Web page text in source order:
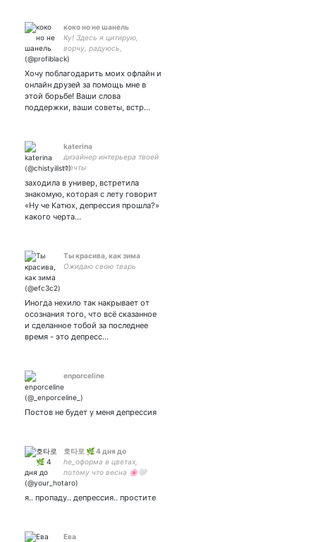
коко но не шанель
Ку! Здесь я цитирую,
ворчу, радуюсь,
восхищаюсь всеми видами
искусства. Твичу для себя.
Произвожу одежду для
людей.
Хочу поблагодарить моих офлайн и
онлайн друзей за помощь мне в
этой борьбе! Ваши слова
поддержки, ваши советы, встр…
katerina
дизайнер интерьера твоей
мечты
заходила в универ, встретила
знакомую, которая с лету говорит
«Ну че Катюх, депрессия прошла?»
какого черта...
Ты красива, как зима
Ожидаю свою тварь
Иногда нехило так накрывает от
осознания того, что всё сказанное
и сделанное тобой за последнее
время - это депресс…
enporceline
Постов не будет у меня депрессия
호타로 🌿 4 дня до
he_оформа в цветах,
потому что весна 🌸🤍
____________ пиши в дм -
я.. пропаду.. депрессия.. простите
Ева